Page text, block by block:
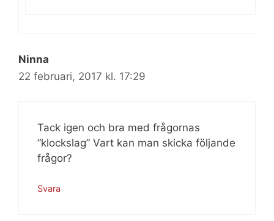
Ninna
22 februari, 2017 kl. 17:29
Tack igen och bra med frågornas
”klockslag” Vart kan man skicka följande
frågor?
Svara